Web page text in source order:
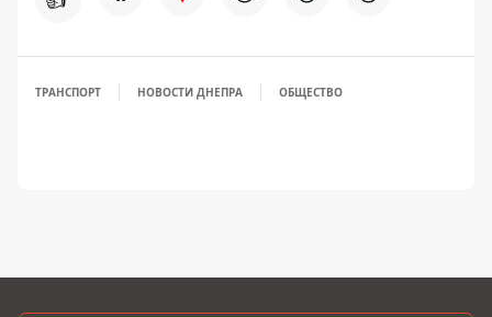
ТРАНСПОРТ НОВОСТИ ДНЕПРА ОБЩЕСТВО